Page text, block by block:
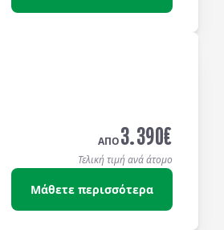
ΑΠΟ3.390€
Τελική τιμή ανά άτομο
Μάθετε περισσότερα